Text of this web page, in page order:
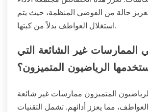
حالة من الفوضى المنظمة، حيث يتم
استغلال العواطف بدلاً من كبتها.
الممارسات غير الشائعة التي
الرياضيون المتميزون؟
المتميزون ممارسات غير شائعة
مما يعزز أدائهم. تشمل التقنيات